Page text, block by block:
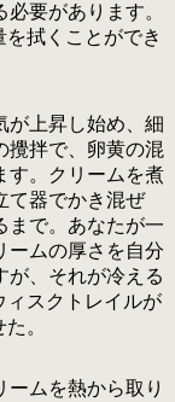
要があります。
拭くことができ
が上昇し始め、細
攪拌で、卵黄の混
す。クリームを煮
て器でかき混ぜ
まで。あなたが一
ームの厚さを自分
が、それが冷える
ィスクトレイルが
。
ームを熱から取り